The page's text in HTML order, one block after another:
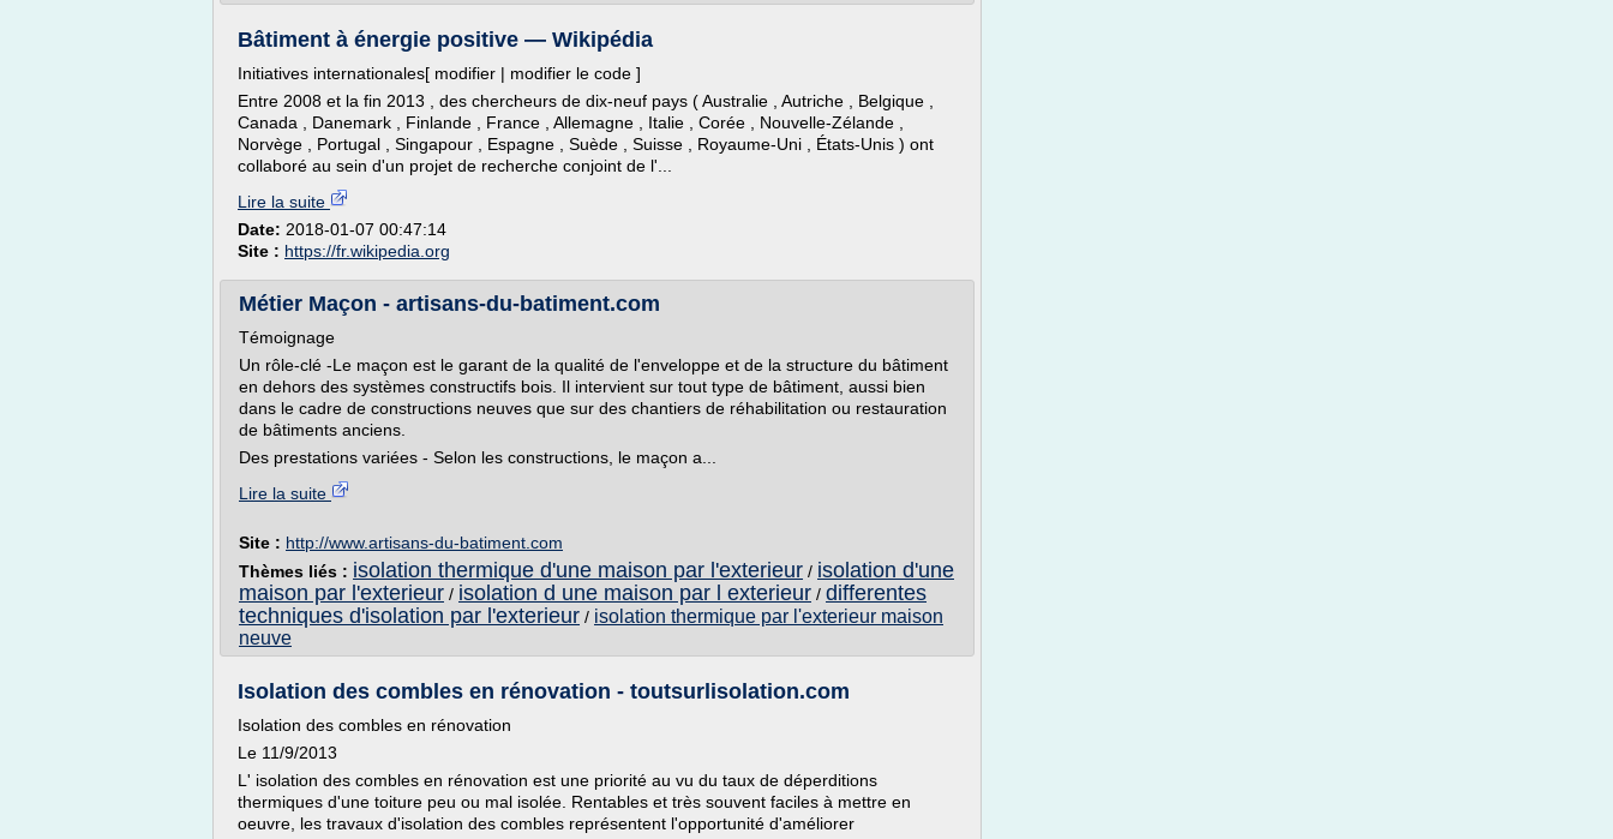
Bâtiment à énergie positive — Wikipédia
Initiatives internationales[ modifier | modifier le code ]
Entre 2008 et la fin 2013 , des chercheurs de dix-neuf pays ( Australie , Autriche , Belgique ,
Canada , Danemark , Finlande , France , Allemagne , Italie , Corée , Nouvelle-Zélande ,
Norvège , Portugal , Singapour , Espagne , Suède , Suisse , Royaume-Uni , États-Unis ) ont
collaboré au sein d'un projet de recherche conjoint de l'...
Lire la suite
Date: 2018-01-07 00:47:14
Site : https://fr.wikipedia.org
Métier Maçon - artisans-du-batiment.com
Témoignage
Un rôle-clé -Le maçon est le garant de la qualité de l'enveloppe et de la structure du bâtiment
en dehors des systèmes constructifs bois. Il intervient sur tout type de bâtiment, aussi bien
dans le cadre de constructions neuves que sur des chantiers de réhabilitation ou restauration
de bâtiments anciens.
Des prestations variées - Selon les constructions, le maçon a...
Lire la suite
Site : http://www.artisans-du-batiment.com
Thèmes liés : isolation thermique d'une maison par l'exterieur / isolation d'une
maison par l'exterieur / isolation d une maison par l exterieur / differentes
techniques d'isolation par l'exterieur / isolation thermique par l'exterieur maison
neuve
Isolation des combles en rénovation - toutsurlisolation.com
Isolation des combles en rénovation
Le 11/9/2013
L' isolation des combles en rénovation est une priorité au vu du taux de déperditions
thermiques d'une toiture peu ou mal isolée. Rentables et très souvent faciles à mettre en
oeuvre, les travaux d'isolation des combles représentent l'opportunité d'améliorer